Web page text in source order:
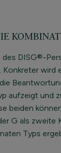
DISG®-
Konkreter
aufzeigt und
beiden
G als
Typs